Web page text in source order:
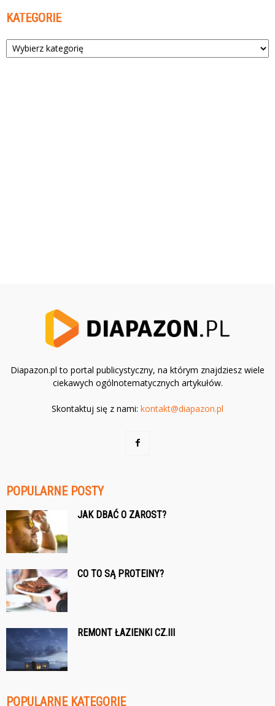
KATEGORIE
Kategorie
Diapazon.pl to portal publicystyczny, na którym znajdziesz wiele
ciekawych ogólnotematycznych artykułów.
Skontaktuj się z nami: kontakt@diapazon.pl
POPULARNE POSTY
JAK DBAĆ O ZAROST?
CO TO SĄ PROTEINY?
REMONT ŁAZIENKI CZ.III
POPULARNE KATEGORIE